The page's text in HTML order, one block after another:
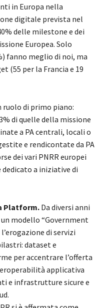
in Europa nella
digitale prevista nel
delle milestone e dei
Europea. Solo
fanno meglio di noi, ma
(55 per la Francia e 19
ruolo di primo piano:
di quelle della missione
a PA centrali, locali o
e rendicontate da PA
dei vari PNRR europei
a iniziative di
Platform. Da diversi anni
modello “Government
di servizi
dataset e
per accentrare l’offerta
applicativa
e infrastrutture sicure e